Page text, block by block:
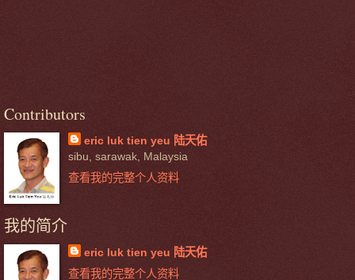
Contributors
eric luk tien yeu 陆天佑
sibu, sarawak, Malaysia
查看我的完整个人资料
我的简介
eric luk tien yeu 陆天佑
查看我的完整个人资料